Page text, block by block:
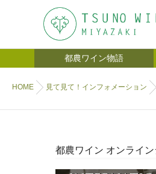
都農ワイン物語
HOME 見て見て！インフォメーション
都農ワイン オンライ